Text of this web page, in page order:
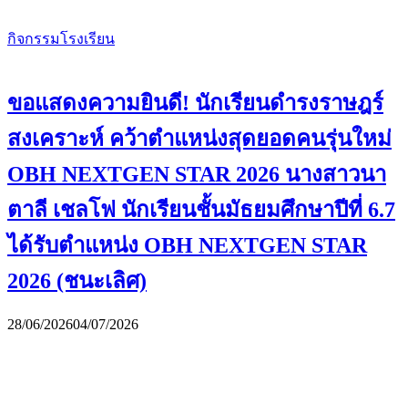
กิจกรรมโรงเรียน
ขอแสดงความยินดี! นักเรียนดำรงราษฎร์
สงเคราะห์ คว้าตำแหน่งสุดยอดคนรุ่นใหม่
OBH NEXTGEN STAR 2026 นางสาวนา
ตาลี เชลโฟ นักเรียนชั้นมัธยมศึกษาปีที่ 6.7
ได้รับตำแหน่ง OBH NEXTGEN STAR
2026 (ชนะเลิศ)
28/06/202604/07/2026